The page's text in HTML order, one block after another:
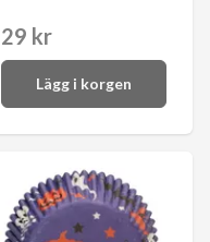
29 kr
Lägg i korgen